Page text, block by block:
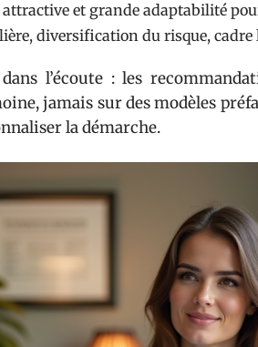
et grande adaptabilité
diversification du risque, cadre
l’écoute : les
jamais sur des modèles
la démarche.